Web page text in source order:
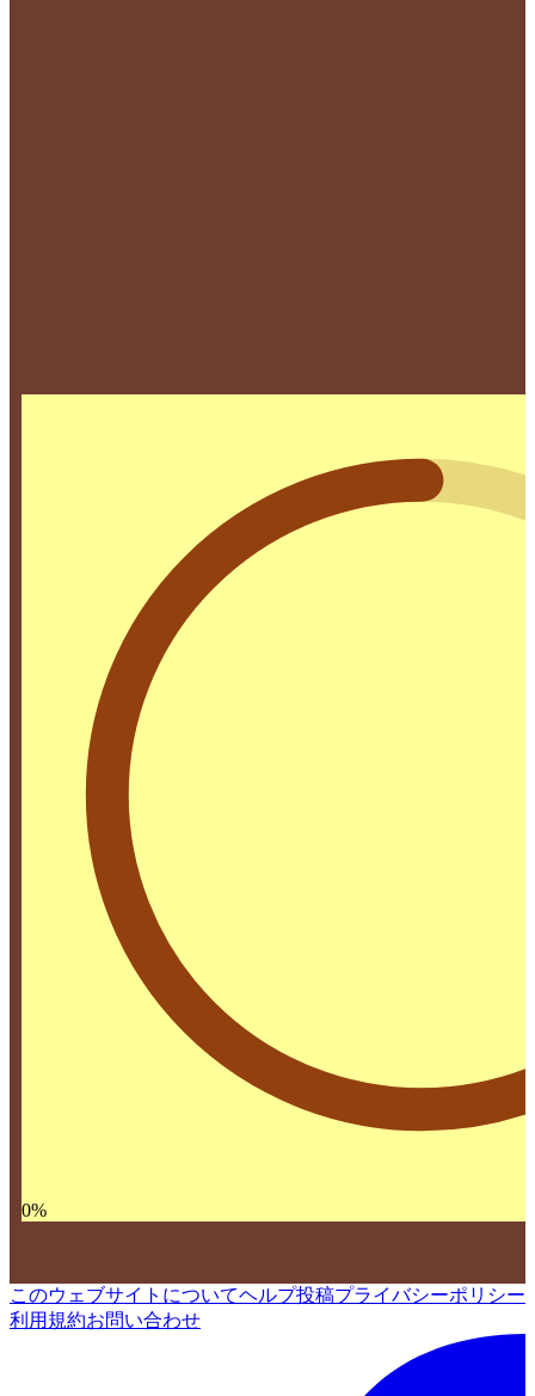
0%
このウェブサイトについてヘルプ投稿プライバシーポリシー
利用規約お問い合わせ